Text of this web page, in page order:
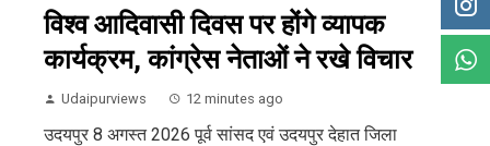
विश्व आदिवासी दिवस पर होंगे व्यापक
कार्यक्रम, कांग्रेस नेताओं ने रखे विचार
Udaipurviews 12 minutes ago
उदयपुर 8 अगस्त 2026 पूर्व सांसद एवं उदयपुर देहात जिला